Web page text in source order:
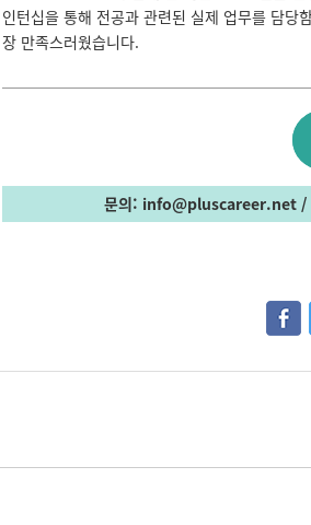
인턴십을 통해 전공과 관련된 실제 업무를 담당
장 만족스러웠습니다.
문의: info@pluscareer.net /